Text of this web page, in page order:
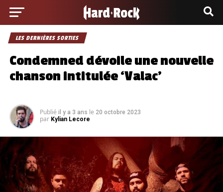
LES DERNIÈRES SORTIES
Condemned dévoile une nouvelle
chanson intitulée ‘Valac’
Publié il y a 3 ans le 20 octobre 2023
par Kylian Lecore